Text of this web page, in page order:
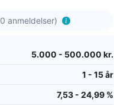
anmeldelser)
5.000 - 500.000 kr.
1 - 15 år
7,53 - 24,99 %